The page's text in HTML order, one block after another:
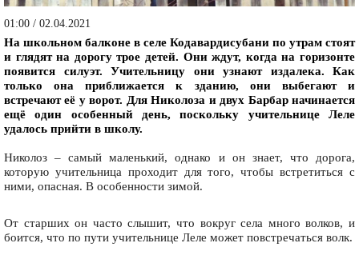
01:00 / 02.04.2021
На школьном балконе в селе Кодавардисубани по утрам стоят
и глядят на дорогу трое детей. Они ждут, когда на горизонте
появится силуэт. Учительницу они узнают издалека. Как
только она приближается к зданию, они выбегают и
встречают её у ворот. Для Николоза и двух Барбар начинается
ещё один особенный день, поскольку учительнице Леле
удалось прийти в школу.
Николоз – самый маленький, однако и он знает, что дорога,
которую учительница проходит для того, чтобы встретиться с
ними, опасная. В особенности зимой.
От старших он часто слышит, что вокруг села много волков, и
боится, что по пути учительнице Леле может повстречаться волк.